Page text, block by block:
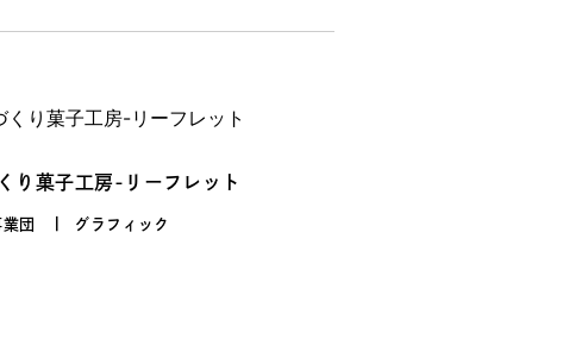
り菓子工房-リーフレット
団 グラフィック